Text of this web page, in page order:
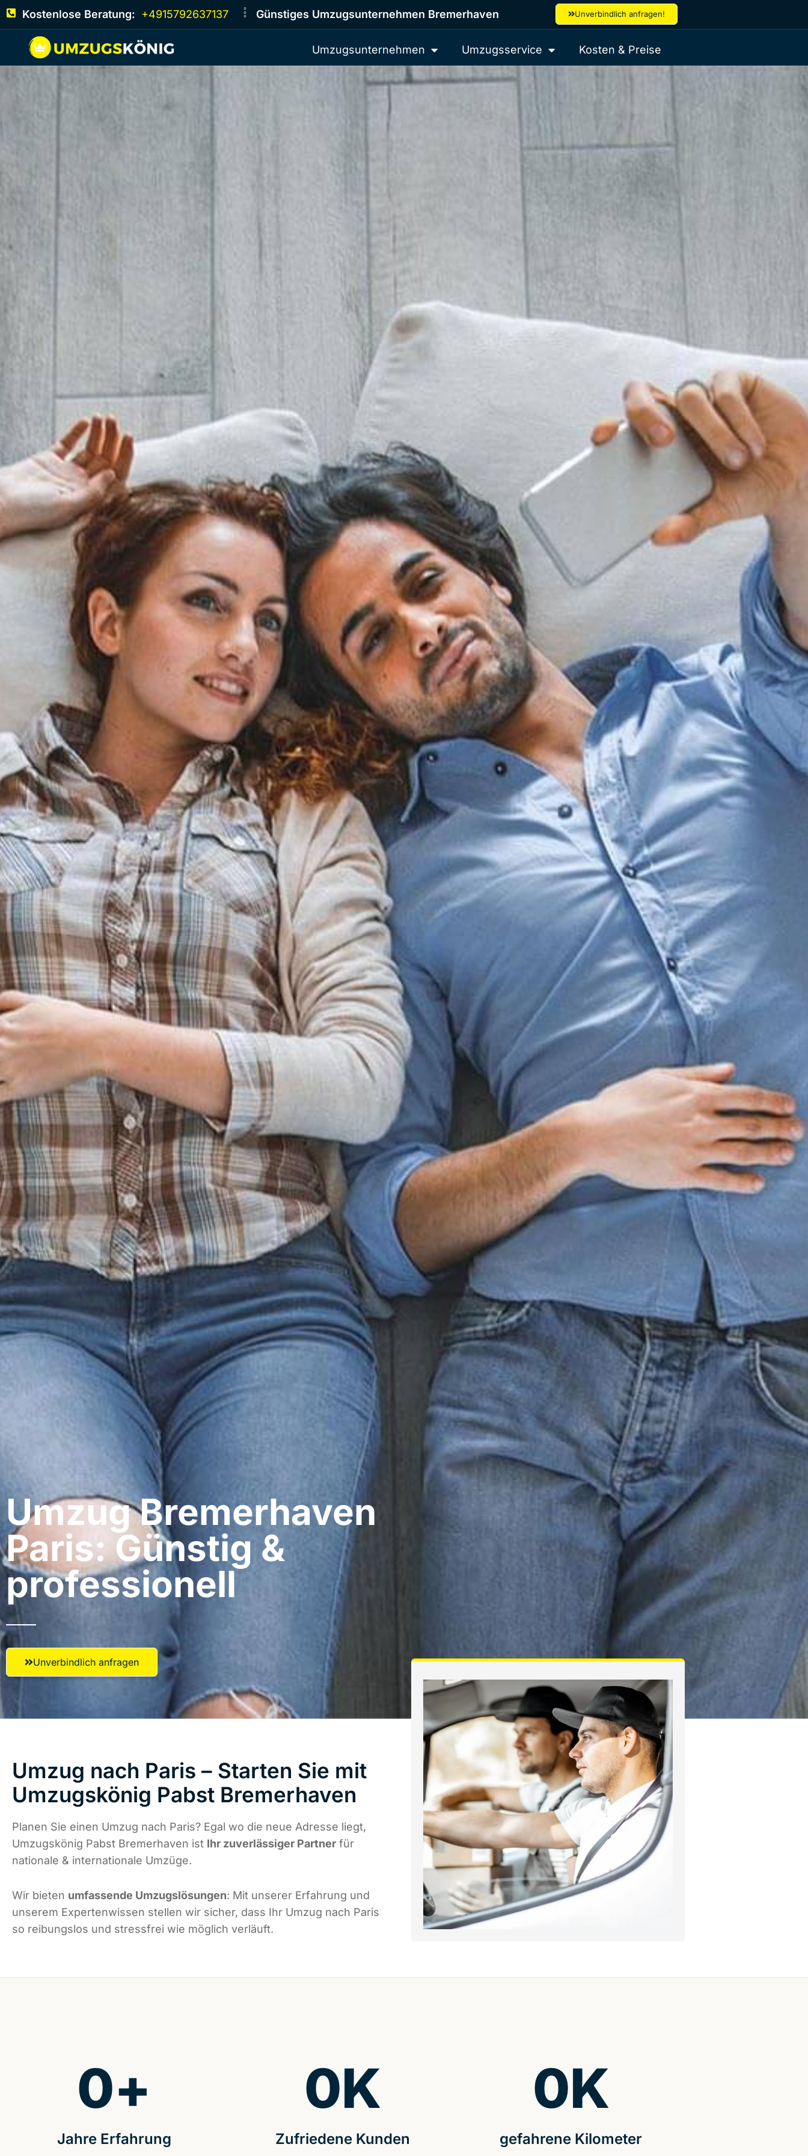
Kostenlose Beratung: +4915792637137 Günstiges Umzugsunternehmen Bremerhaven Unverbindlich anfragen!
Umzugsunternehmen Umzugsservice Kosten & Preise
Umzug Bremerhaven​
Paris: Günstig &
professionell​
Unverbindlich anfragen
Umzug nach Paris – Starten Sie mit
Umzugskönig Pabst Bremerhaven
Planen Sie einen Umzug nach Paris? Egal wo die neue Adresse liegt,
Umzugskönig Pabst Bremerhaven ist Ihr zuverlässiger Partner für
nationale & internationale Umzüge.
Wir bieten umfassende Umzugslösungen: Mit unserer Erfahrung und
unserem Expertenwissen stellen wir sicher, dass Ihr Umzug nach Paris
so reibungslos und stressfrei wie möglich verläuft.
Jahre Erfahrung
0+
Zufriedene Kunden
0K
gefahrene Kilometer
0K